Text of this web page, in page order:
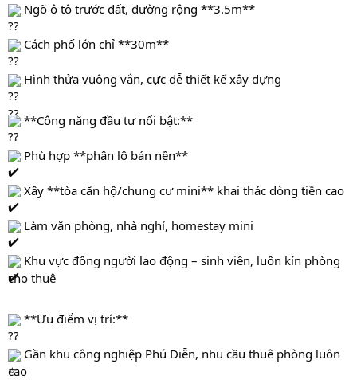
Ngõ ô tô trước đất, đường rộng **3.5m**
Cách phố lớn chỉ **30m**
Hình thửa vuông vắn, cực dễ thiết kế xây dựng
**Công năng đầu tư nổi bật:**
Phù hợp **phân lô bán nền**
Xây **tòa căn hộ/chung cư mini** khai thác dòng tiền cao
Làm văn phòng, nhà nghỉ, homestay mini
Khu vực đông người lao động – sinh viên, luôn kín phòng
cho thuê
**Ưu điểm vị trí:**
Gần khu công nghiệp Phú Diễn, nhu cầu thuê phòng luôn
cao